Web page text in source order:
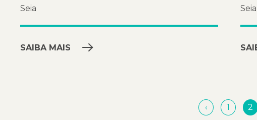
Seia
SAIBA MAIS
Seia
‹ 1 2